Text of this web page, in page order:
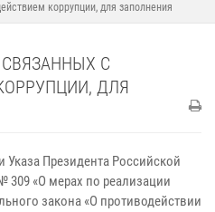
коррупции, для заполнения
С
ДЛЯ
Указа Президента Российской
309 «О мерах по реализации
закона «О противодействии